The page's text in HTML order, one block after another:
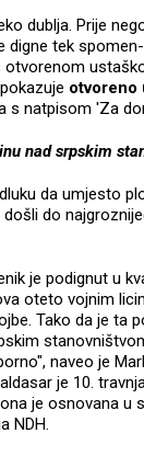
dublja. Prije
tek
otvoreno
s natpisom 'Za
nad srpskim
da umjesto
do
je podignut u
oteto vojnim
Tako da je ta
naveo je
je 10.
je osnovana u
NDH.